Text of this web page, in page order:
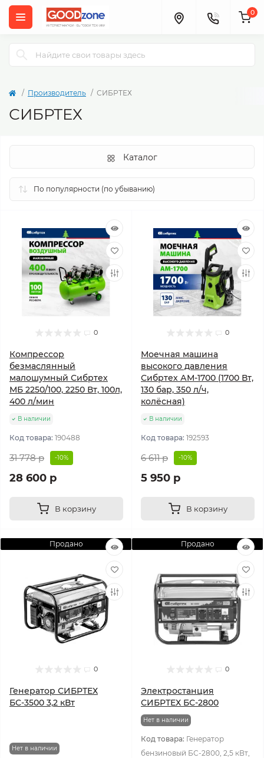
0
Производитель СИБРТЕХ
СИБРТЕХ
Каталог
0
Компрессор
безмаслянный
малошумный Сибртех
МБ 2250/100, 2250 Вт, 100л,
400 л/мин
В наличии
Код товара: 190488
31 778 р -10%
28 600 р
В корзину
0
Моечная машина
высокого давления
Сибртех АМ-1700 (1700 Вт,
130 бар, 350 л/ч,
колёсная)
В наличии
Код товара: 192593
6 611 р -10%
5 950 р
В корзину
Продано
0
Генератор СИБРТЕХ
БС-3500 3,2 кВт
Нет в наличии
Продано
0
Электростанция
СИБРТЕХ БС-2800
Нет в наличии
Код товара: Генератор
бензиновый БС-2800, 2,5 кВт,